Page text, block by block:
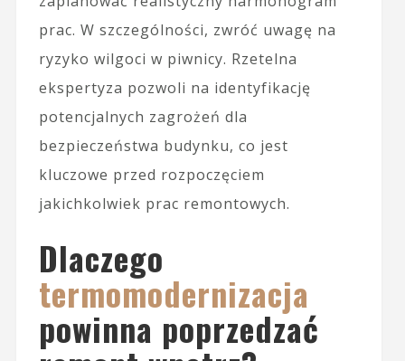
prac. W szczególności, zwróć uwagę na
ryzyko wilgoci w piwnicy. Rzetelna
ekspertyza pozwoli na identyfikację
potencjalnych zagrożeń dla
bezpieczeństwa budynku, co jest
kluczowe przed rozpoczęciem
jakichkolwiek prac remontowych.
Dlaczego
termomodernizacja
powinna poprzedzać